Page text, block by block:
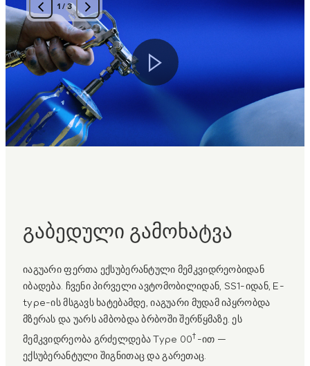
გაბედული გამოხატვა
იაგუარი ფერთა ექსუბერანტული მემკვიდრეობიდან
იბადება. ჩვენი პირველი ავტომობილიდან, SS1-იდან, E-
type-ის მსგავს ხატებამდე, იაგუარი მუდამ იპყრობდა
მზერას და უარს ამბობდა ბრბოში შერწყმაზე. ეს
მემკვიდრეობა გრძელდება Type 00†-ით —
ექსუბერანტული შიგნითაც და გარეთაც.
1/3